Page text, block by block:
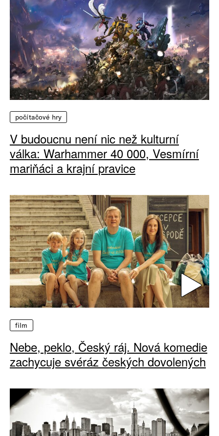
počítačové hry
V budoucnu není nic než kulturní
válka: Warhammer 40 000, Vesmírní
mariňáci a krajní pravice
film
Nebe, peklo, Český ráj. Nová komedie
zachycuje svéráz českých dovolených